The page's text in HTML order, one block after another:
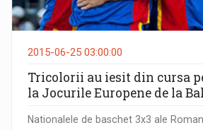
2015-06-25 03:00:00
Tricolorii au iesit din cursa
la Jocurile Europene de la
Nationalele de baschet 3x3 ale